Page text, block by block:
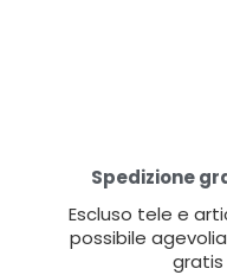
Spedizione
Escluso tele e
possibile